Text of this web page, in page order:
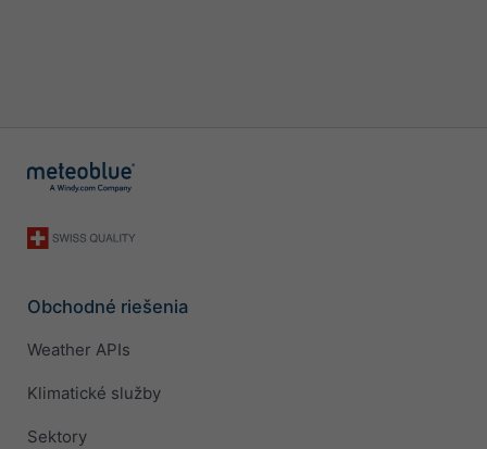
Obchodné riešenia
Weather APIs
Klimatické služby
Sektory